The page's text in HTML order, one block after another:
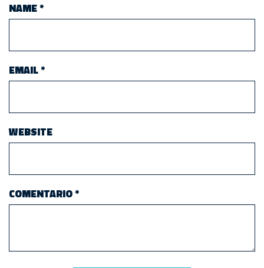
NAME*
EMAIL*
WEBSITE
COMENTARIO*